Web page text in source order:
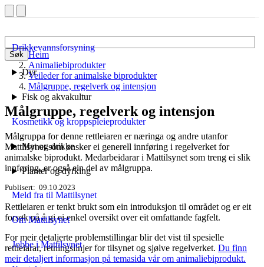
Søk
Drikkevannsforsyning
Dyr
Fisk og akvakultur
Kosmetikk og kroppspleieprodukter
Mat og drikke
Planter og dyrking
Meld fra til Mattilsynet
Om Mattilsynet
Jobbe i Mattilsynet
Heim
Animaliebiprodukter
Veileder for animalske biprodukter
Målgruppe, regelverk og intensjon
Målgruppe, regelverk og intensjon
Målgruppa for denne rettleiaren er næringa og andre utanfor
Mattilsynet som ønsker ei generell innføring i regelverket for
animalske biprodukt. Medarbeidarar i Mattilsynet som treng ei slik
innføring, er også ein del av målgruppa.
Publisert 09.10.2023
Rettleiaren er tenkt brukt som ein introduksjon til området og er eit
forsøk på å gi ei enkel oversikt over eit omfattande fagfelt.
For meir detaljerte problemstillingar blir det vist til spesielle
rettleiarar, retningslinjer for tilsynet og sjølve regelverket. Du finn
meir detaljert informasjon på temasida vår om animaliebiprodukt.